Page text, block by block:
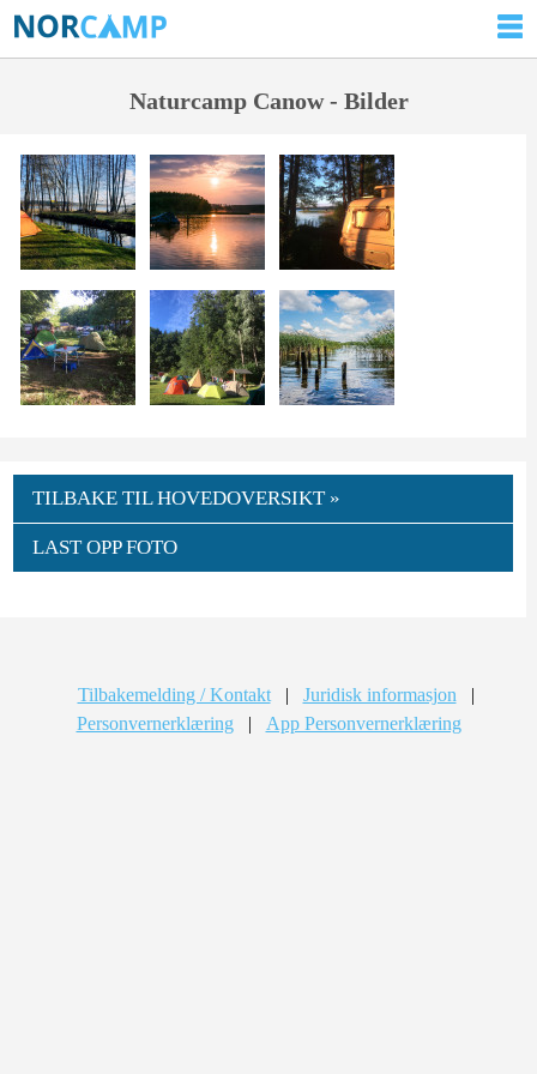
Naturcamp Canow - Bilder
TILBAKE TIL HOVEDOVERSIKT »
LAST OPP FOTO
Tilbakemelding / Kontakt | Juridisk informasjon
|
Personvernerklæring
| App Personvernerklæring